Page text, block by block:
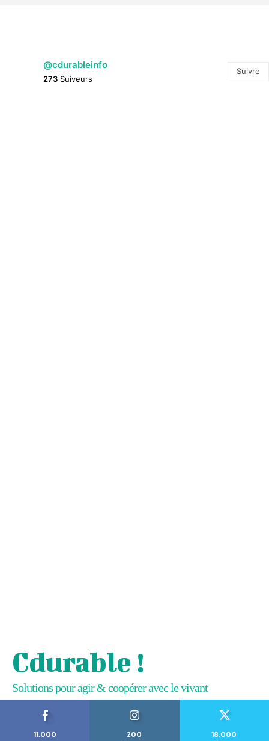
@cdurableinfo
273 Suiveurs
Suivre
Cdurable !
Solutions pour agir & coopérer avec le vivant
11,000
200
18,000